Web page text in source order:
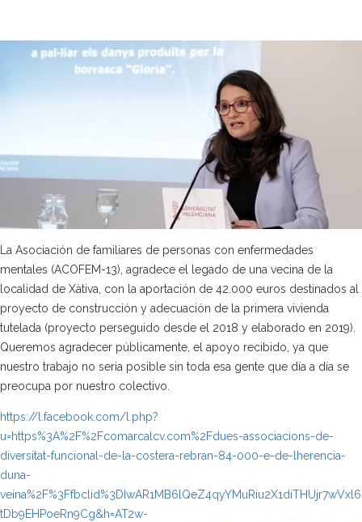
La Asociación de familiares de personas con enfermedades
mentales (ACOFEM-13), agradece el legado de una vecina de la
localidad de Xàtiva, con la aportación de 42.000 euros destinados al
proyecto de construcción y adecuación de la primera vivienda
tutelada (proyecto perseguido desde el 2018 y elaborado en 2019).
Queremos agradecer públicamente, el apoyo recibido, ya que
nuestro trabajo no seria posible sin toda esa gente que día a día se
preocupa por nuestro colectivo.
https://l.facebook.com/l.php?
u=https%3A%2F%2Fcomarcalcv.com%2Fdues-associacions-de-
diversitat-funcional-de-la-costera-rebran-84-000-e-de-lherencia-
duna-
tDb9EHPoeRn9Cg&h=AT2w-